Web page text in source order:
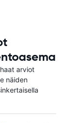
arviot
näiden